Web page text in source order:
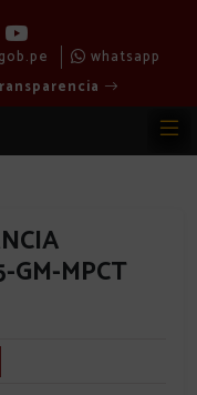
whatsapp
GM-MPCT